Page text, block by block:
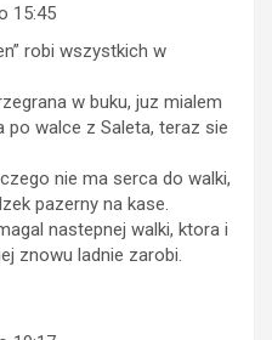
15:45
robi wszystkich w
w buku, juz mialem
po walce z Saleta, teraz sie
nie ma serca do walki,
pazerny na kase.
nastepnej walki, ktora i
znowu ladnie zarobi.